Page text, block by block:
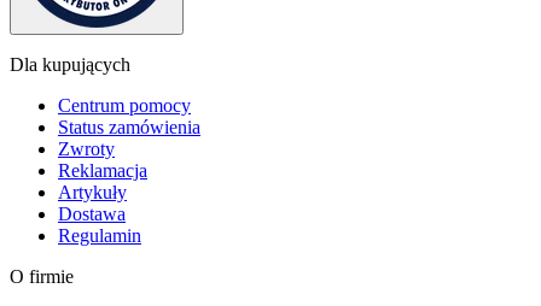
Dla kupujących
Centrum pomocy
Status zamówienia
Zwroty
Reklamacja
Artykuły
Dostawa
Regulamin
O firmie